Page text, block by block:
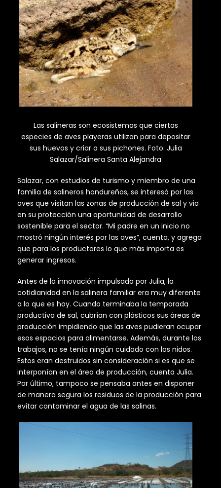
Las salineras son ecosistemas que ciertas
especies de aves playeras utilizan para depositar
sus huevos y criar a sus pichones. Foto: Julia
Salazar/Salinera Santa Alejandra
Salazar, con estudios de turismo y miembro de una
familia de salineros hondureños, se interesó por las
aves que visitan las zonas de producción de sal y vio
en su protección una oportunidad de desarrollo
sostenible para el sector. “Mi padre en un inicio no
mostró ningún interés por las aves”, cuenta, y agrega
que para los productores lo que más importa es
generar ingresos.
Antes de la innovación impulsada por Julia, la
cotidianidad en la salinera familiar era muy diferente
a lo que es hoy. Cuando terminaba la temporada
productiva de sal, cubrían con plásticos sus áreas de
producción impidiendo que las aves pudieran ocupar
esos espacios para alimentarse. Además, durante los
trabajos, no se tenía ningún cuidado con los nidos.
Estos eran destruidos sin consideración si es que se
interponían en el área de producción, cuenta Julia.
Por último, tampoco se pensaba antes en disponer
de manera segura los residuos de la producción para
evitar contaminar el agua de las salinas.